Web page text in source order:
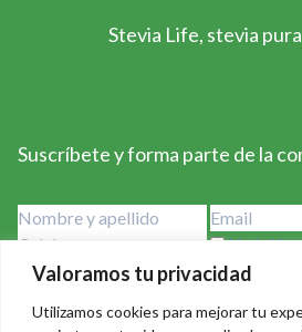
Valoramos tu privacidad
Utilizamos cookies para mejorar tu
Stevia Life, stevia
Suscríbete y forma parte de la
He leído
condiciones